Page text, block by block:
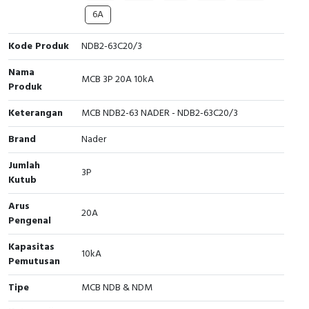
Interactive Flat Panel (IFP)
Extension Power Socket
Vacuum
EcoStruxure Terminal Expert
Pendant / Crane Controller
Panel Kendali
Selector Iluminasi
Flash Buzzers
Potensiometer
Joystick Controller
Foot Switch
Tower Light
Accessories
Exlhoist / Wireless Crane Controller
Terminal Block
Engsel / Hinge
Industrial Plug & Socket
Busbar
Junction Box
MCB Box
Motion Sensors
Accessories
Accessories Elektrikal
Empty Box
FRENIC
Electric Motor
Accessories
Digistart
Compact Data Loggers
Field Measuring
6A
Kode Produk
NDB2-63C20/3
Nama
Produk
MCB 3P 20A 10kA
Keterangan
MCB NDB2-63 NADER - NDB2-63C20/3
Brand
Nader
Jumlah
Kutub
3P
Arus
Pengenal
20A
Kapasitas
Pemutusan
10kA
Tipe
MCB NDB & NDM